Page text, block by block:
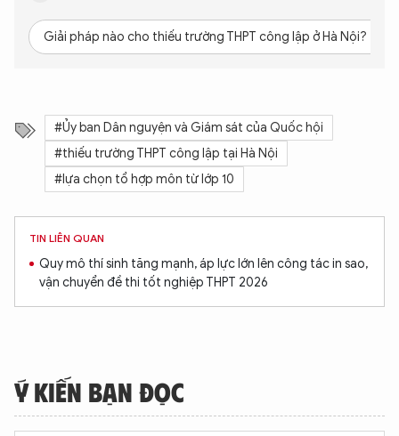
Giải pháp nào cho thiếu trường THPT công lập ở Hà Nội?
#Ủy ban Dân nguyện và Giám sát của Quốc hội
#thiếu trường THPT công lập tại Hà Nội
#lựa chọn tổ hợp môn từ lớp 10
TIN LIÊN QUAN
Quy mô thí sinh tăng mạnh, áp lực lớn lên công tác in sao,
vận chuyển đề thi tốt nghiệp THPT 2026
Ý KIẾN BẠN ĐỌC